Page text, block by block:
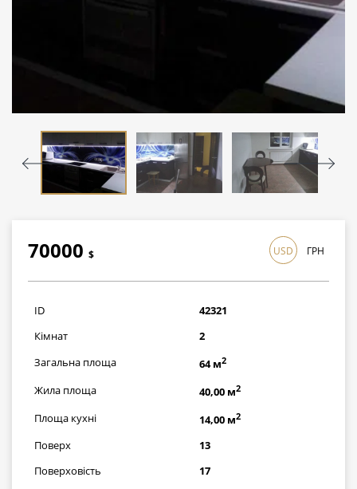
70000 $
2030000грн
USD ГРН
ID
42321
Кімнат
2
Загальна площа
64 м2
Жила площа 40,00 м2
Площа кухні 14,00 м2
Поверх
13
Поверховість
17